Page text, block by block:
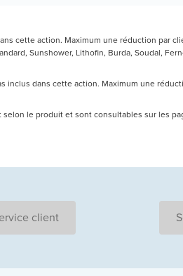
cette action. Maximum une réduction par
Sunshower, Lithofin, Burda, Soudal,
inclus dans cette action. Maximum une
selon le produit et sont consultables sur les
client